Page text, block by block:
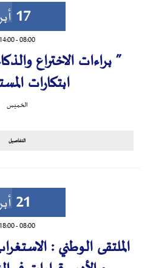
17
08:00
-
14:00
” براءات الاختراع
ابتكارات
الخميس
التفاصيل
21
08:00
-
18:00
الملتقى الوطني :